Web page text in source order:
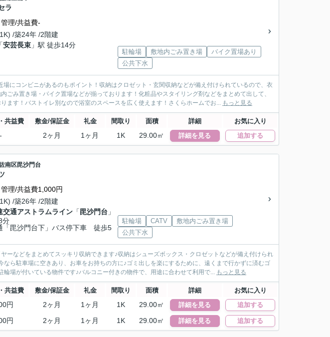
ラ
管理/共益費-
/築24年 /2階建
「安芸長束 」駅 徒歩14分
駐輪場 敷地内ごみ置き場
バイク置場あり
公共下水
にコンビニがあるのもポイント！収納はクロゼット・玄関収納などが備え付けられているので、衣
ごみ置き場・バイク置場などが揃っております！化粧品やスタイリング剤などをまとめて出して、
ます！バストイレ別なので浴室のスペースを広く使えます！さくらホームでお... もっと見る
共益費 敷金/保証金 礼金 間取り 面積 詳細 お気に入り
- 2ヶ月 1ヶ月 1K 29.00㎡ 詳細を見る 追加する
南区毘沙門台
管理/共益費1,000円
/築26年 /2階建
交通アストラムライン 「毘沙門台 」
分
「毘沙門台下」バス停下車 徒歩5
駐輪場 CATV
敷地内ごみ置き場
公共下水
ーなどをまとめてスッキリ収納できます♪収納はシューズボックス・クロゼットなどが備え付けられ
ら駐車場に空きあり、お車をお持ちの方に♪ゴミ出しを楽にするために、遠くまで行かずに済むゴ
輪場が付いている物件です♪バルコニー付きの物件で、用途に合わせて利用で... もっと見る
共益費 敷金/保証金 礼金 間取り 面積 詳細 お気に入り
円 2ヶ月 1ヶ月 1K 29.00㎡ 詳細を見る 追加する
円 2ヶ月 1ヶ月 1K 29.00㎡ 詳細を見る 追加する